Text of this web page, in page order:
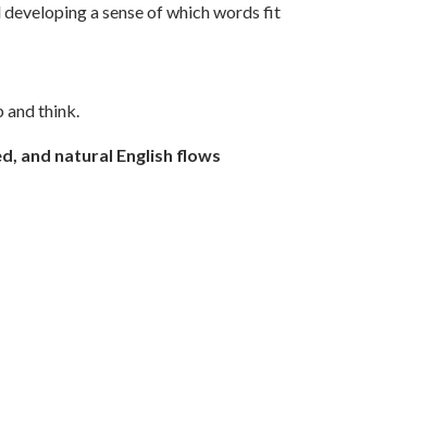
a sense of which words fit
and think.
and natural English flows